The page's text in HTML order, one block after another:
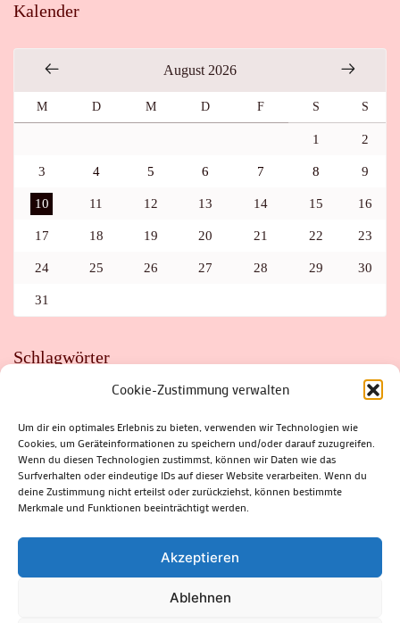
Cookie-Zustimmung verwalten
Um dir ein optimales Erlebnis zu bieten, verwenden wir Technologien wie
Cookies, um Geräteinformationen zu speichern und/oder darauf zuzugreifen.
Wenn du diesen Technologien zustimmst, können wir Daten wie das
Surfverhalten oder eindeutige IDs auf dieser Website verarbeiten. Wenn du
deine Zustimmung nicht erteilst oder zurückziehst, können bestimmte
Merkmale und Funktionen beeinträchtigt werden.
Akzeptieren
Ablehnen
Kalender
August 2026
M D M D F S S
1 2
3 4 5 6 7 8 9
10 11 12 13 14 15 16
17 18 19 20 21 22 23
24 25 26 27 28 29 30
31
Schlagwörter
FAHRRAD
FLOHMARKT FOLK GEWINNSPIEL
HITZE
HITZEFALLE AUTO
IRISH DANCE JAZZ
KABARETT
KINDER
KIRMES KLASSIK
KLEINE SUHLER REIHE
KRIMI
KULTUR LESUNG LOTTO
MEININGEN
PARASITEN
PILZE SCHLEUSINGEN
SCHULWEG
SOMMERFERIEN
SPORT SRH
STADTFEST
STADTMARKETING
STRASSENSPERRUNG
SUHL
SUHLER FRÜHLING
SUHLER STADTMARKETING
THÜRINGER WALD
ZELLA-MEHLIS